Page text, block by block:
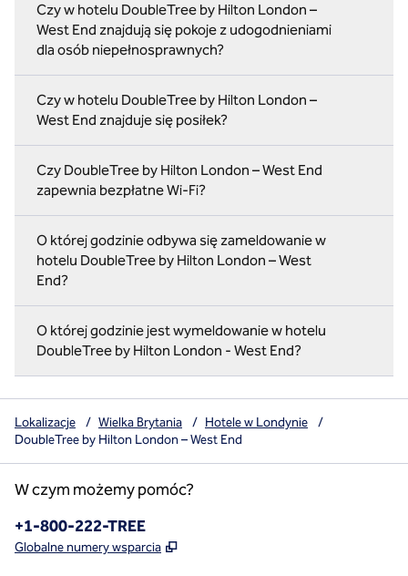
Czy w hotelu DoubleTree by Hilton London –
West End znajdują się pokoje z udogodnieniami
dla osób niepełnosprawnych?
Czy w hotelu DoubleTree by Hilton London –
West End znajduje się posiłek?
Czy DoubleTree by Hilton London – West End
zapewnia bezpłatne Wi-Fi?
O której godzinie odbywa się zameldowanie w
hotelu DoubleTree by Hilton London – West
End?
O której godzinie jest wymeldowanie w hotelu
DoubleTree by Hilton London - West End?
Lokalizacje / Wielka Brytania / Hotele w Londynie
/
DoubleTree by Hilton London – West End
W czym możemy pomóc?
Telefon:
+1-800-222-TREE
Globalne numery wsparcia ,